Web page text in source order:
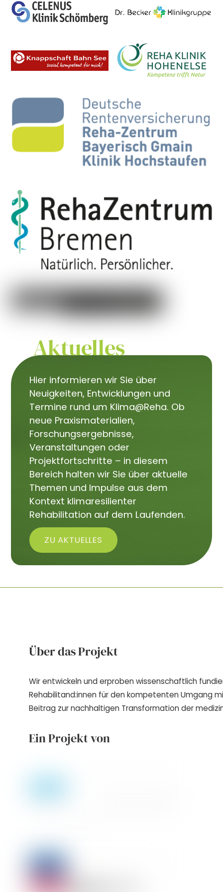
Aktuelles
Hier informieren wir Sie über
Neuigkeiten, Entwicklungen und
Termine rund um Klima@Reha. Ob
neue Praxismaterialien,
Forschungsergebnisse,
Veranstaltungen oder
Projektfortschritte – in diesem
Bereich halten wir Sie über aktuelle
Themen und Impulse aus dem
Kontext klimaresilienter
Rehabilitation auf dem Laufenden.
ZU AKTUELLES
Über das Projekt
Wir entwickeln und erproben wissenschaftlich
Rehabilitand:innen für den kompetenten Umgang
Beitrag zur nachhaltigen Transformation der
Ein Projekt von